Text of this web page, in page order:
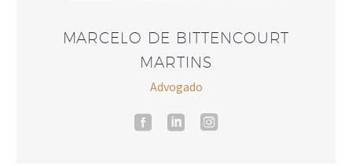
MARCELO DE BITTENCOURT
MARTINS
Advogado